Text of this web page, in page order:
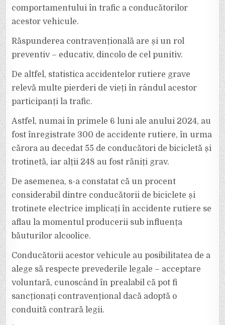
comportamentului în trafic a conducătorilor
acestor vehicule.
Răspunderea contravențională are și un rol
preventiv – educativ, dincolo de cel punitiv.
De altfel, statistica accidentelor rutiere grave
relevă multe pierderi de vieți în rândul acestor
participanți la trafic.
Astfel, numai în primele 6 luni ale anului 2024, au
fost înregistrate 300 de accidente rutiere, în urma
cărora au decedat 55 de conducători de bicicletă și
trotinetă, iar alții 248 au fost răniți grav.
De asemenea, s-a constatat că un procent
considerabil dintre conducătorii de biciclete și
trotinete electrice implicați în accidente rutiere se
aflau la momentul producerii sub influența
băuturilor alcoolice.
Conducătorii acestor vehicule au posibilitatea de a
alege să respecte prevederile legale – acceptare
voluntară, cunoscând în prealabil că pot fi
sancționați contravențional dacă adoptă o
conduită contrară legii.